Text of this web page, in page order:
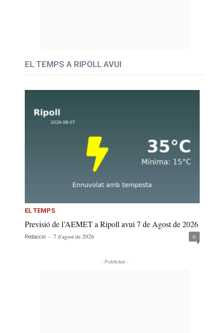
EL TEMPS A RIPOLL AVUI
EL TEMPS
Previsió de l’AEMET a Ripoll avui 7 de Agost de 2026
Redacció - 7 d'agost de 2026 0
- Publicitat -